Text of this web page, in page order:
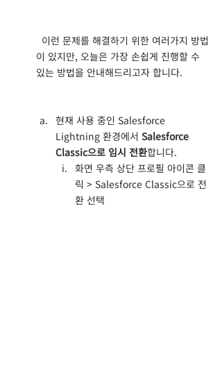
이 있지만, 오늘은 가장 손쉽게 진행할 수
있는 방법을 안내해드리고자 합니다.
현재 사용 중인 Salesforce
Lightning 환경에서 Salesforce
Classic으로 임시 전환합니다.
화면 우측 상단 프로필 아이콘 클
릭 > Salesforce Classic으로 전
환 선택